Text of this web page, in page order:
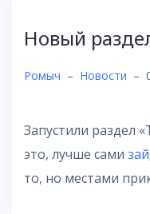
Новый
Ромыч – Новости –
Запустили раздел
это, лучше сами
то, но местами